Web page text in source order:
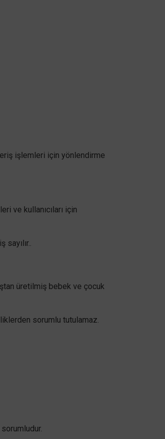
işlemleri için yönlendirme
ve kullanıcıları için
üretilmiş bebek ve çocuk
sorumlu tutulamaz.